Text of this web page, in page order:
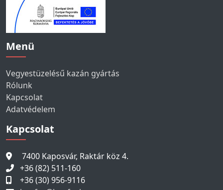
Menü
Vegyestüzelésű kazán gyártás
Rólunk
Kapcsolat
Adatvédelem
Kapcsolat
7400 Kaposvár, Raktár köz 4.
+36 (82) 511-160
+36 (30) 956-9116